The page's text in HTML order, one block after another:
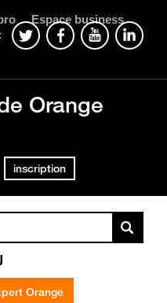
Espace business
Orange
inscription
Orange